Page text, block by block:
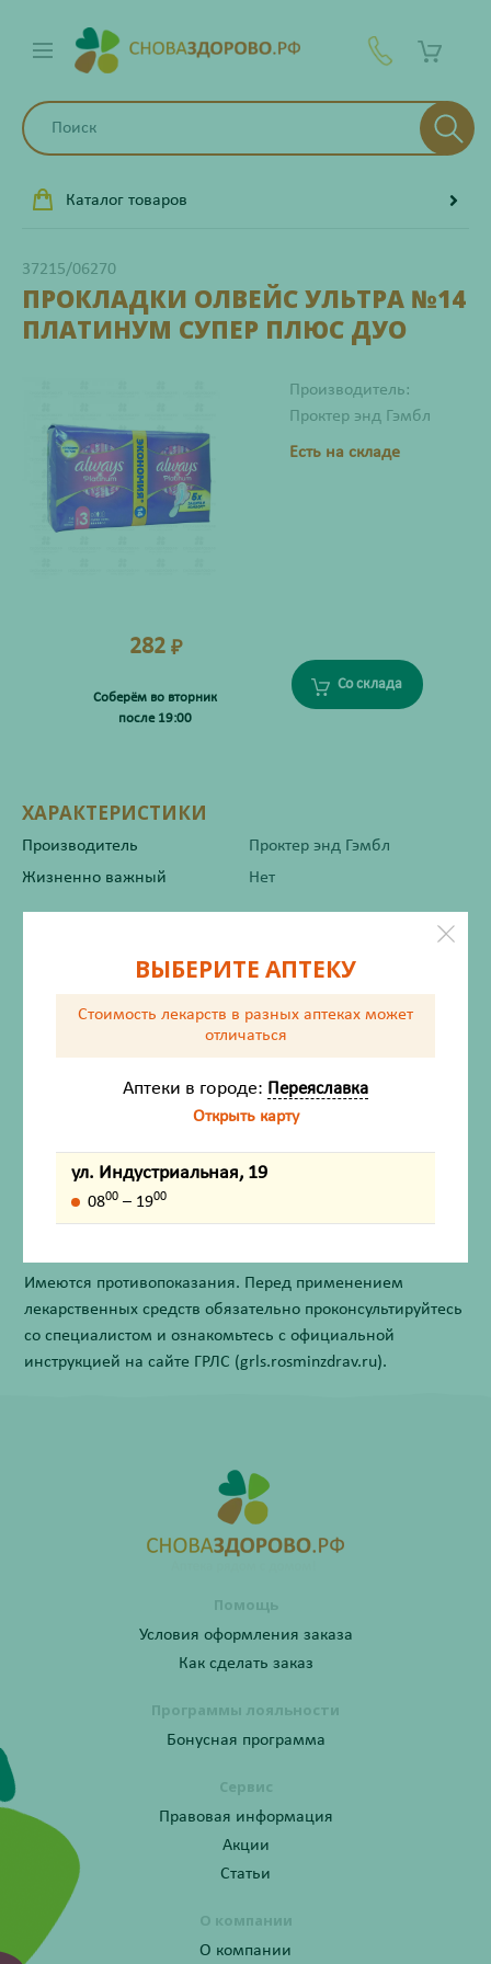
Каталог товаров
37215/06270
ПРОКЛАДКИ ОЛВЕЙС УЛЬТРА №14
ПЛАТИНУМ СУПЕР ПЛЮС ДУО
Производитель:
Проктер энд Гэмбл
Есть на складе
282 ₽
Соберём во вторник
после 19:00
Со склада
ХАРАКТЕРИСТИКИ
Производитель
Проктер энд Гэмбл
Жизненно важный
Нет
Назначение
Противопоказания
Имеются противопоказания. Перед применением
лекарственных средств обязательно проконсультируйтесь
со специалистом и ознакомьтесь с официальной
инструкцией на сайте ГРЛС (grls.rosminzdrav.ru).
Помощь
Условия оформления заказа
Как сделать заказ
Программы лояльности
Бонусная программа
Сервис
Правовая информация
Акции
Статьи
О компании
О компании
ВЫБЕРИТЕ АПТЕКУ
Стоимость лекарств в разных аптеках может
отличаться
Аптеки в городе: Переяславка
Открыть карту
ул. Индустриальная, 19
0800 – 1900